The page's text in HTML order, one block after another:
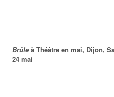
Brûle à Théâtre en mai, Dijon,
24 mai